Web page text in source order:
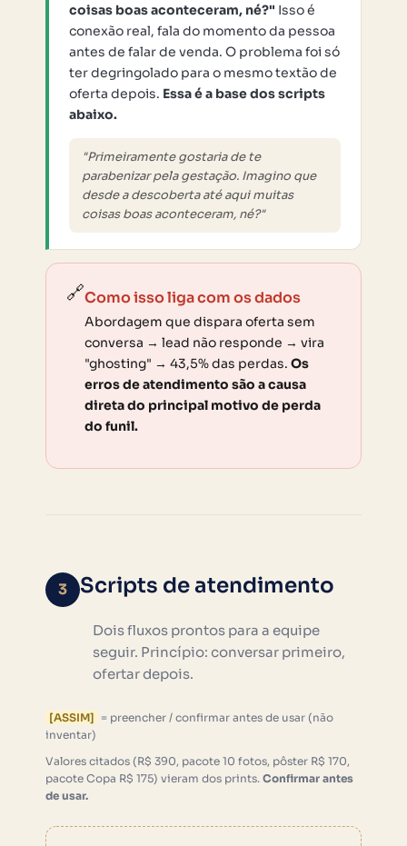
coisas boas aconteceram, né?" Isso é
conexão real, fala do momento da pessoa
antes de falar de venda. O problema foi só
ter degringolado para o mesmo textão de
oferta depois. Essa é a base dos scripts
abaixo.
"Primeiramente gostaria de te
parabenizar pela gestação. Imagino que
desde a descoberta até aqui muitas
coisas boas aconteceram, né?"
🔗Como isso liga com os dados
Abordagem que dispara oferta sem
conversa → lead não responde → vira
"ghosting" → 43,5% das perdas. Os
erros de atendimento são a causa
direta do principal motivo de perda
do funil.
3 Scripts de atendimento
Dois fluxos prontos para a equipe
seguir. Princípio: conversar primeiro,
ofertar depois.
[ASSIM] = preencher / confirmar antes de usar (não
inventar)
Valores citados (R$ 390, pacote 10 fotos, pôster R$ 170,
pacote Copa R$ 175) vieram dos prints. Confirmar antes
de usar.